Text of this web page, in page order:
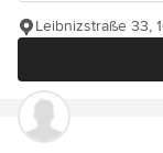
Leibnizstraße 33,